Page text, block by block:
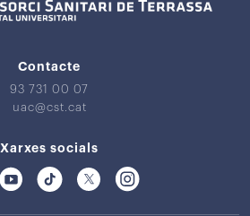
Contacte
93 731 00 07
uac@cst.cat
Xarxes socials